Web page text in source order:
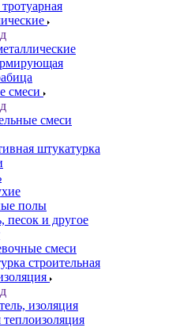
смеси
смеси
штукатурка
полы
песок и другое
смеси
строительная
изоляция